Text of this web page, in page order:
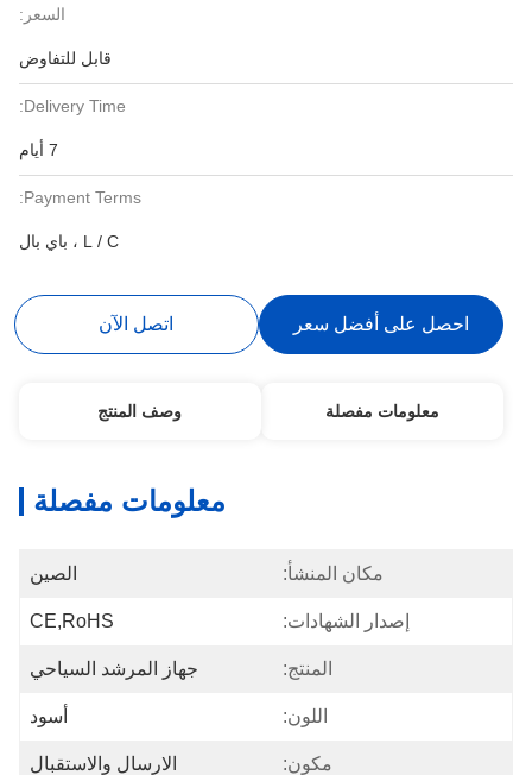
السعر:
قابل للتفاوض
Delivery Time:
7 أيام
Payment Terms:
L / C ، باي بال
احصل على أفضل سعر اتصل الآن
معلومات مفصلة وصف المنتج
معلومات مفصلة
مكان المنشأ: الصين
إصدار الشهادات: CE,RoHS
المنتج: جهاز المرشد السياحي
اللون: أسود
مكون: الارسال والاستقبال